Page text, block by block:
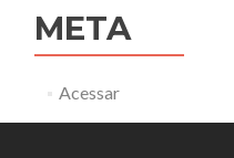
META
Acessar